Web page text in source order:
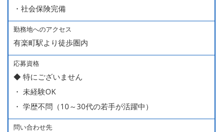
■ インセンティブ制度（月額約4万円～20万円）
＊店長・料理長候補・統括店長・統括料理長候補の場合
＜給与モデル＞
450万円／社員（20代・入社1年目・入籍予定のパートナ
ー持ち）
490万円／店長代理（20代・入社2年目・入社後に結婚。
ラブラブな新婚さん）
540万円／店長（20代・入社3年目・ 育休取得して、更に
・社会保険完備
勤務地へのアクセス
有楽町駅より徒歩圏内
応募資格
◆ 特にございません
・ 未経験OK
・ 学歴不問（10～30代の若手が活躍中）
問い合わせ先